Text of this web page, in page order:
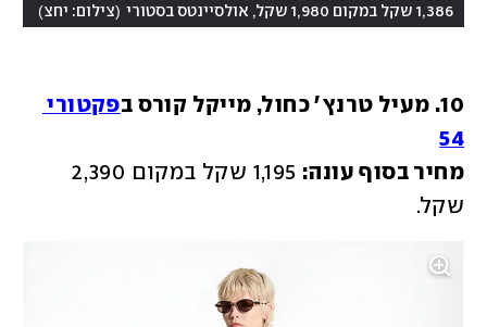
1,386 שקל במקום 1,980 שקל, אולסיינטס בסטורי (צילום: יחצ)
10. מעיל טרנץ' כחול, מייקל קורס ב
פקטורי
54
מחיר בסוף עונה:
שקל.